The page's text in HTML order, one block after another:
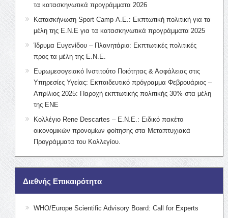
τα κατασκηνωτικά προγράμματα 2026
Κατασκήνωση Sport Camp Α.Ε.: Εκπτωτική πολιτική για τα
μέλη της Ε.Ν.Ε για τα κατασκηνωτικά προγράμματα 2025
Ίδρυμα Ευγενίδου – Πλανητάριο: Εκπτωτικές πολιτικές
προς τα μέλη της Ε.Ν.Ε.
Ευρωμεσογειακό Ινστιτούτο Ποιότητας & Ασφάλειας στις
Υπηρεσίες Υγείας: Εκπαιδευτικό πρόγραμμα Φεβρουάριος –
Απρίλιος 2025: Παροχή εκπτωτικής πολιτικής 30% στα μέλη
της ΕΝΕ
Κολλέγιο Rene Descartes – Ε.Ν.Ε.: Ειδικό πακέτο
οικονομικών προνομίων φοίτησης στα Μεταπτυχιακά
Προγράμματα του Κολλεγίου.
Διεθνής Επικαιρότητα
WHO/Europe Scientific Advisory Board: Call for Experts